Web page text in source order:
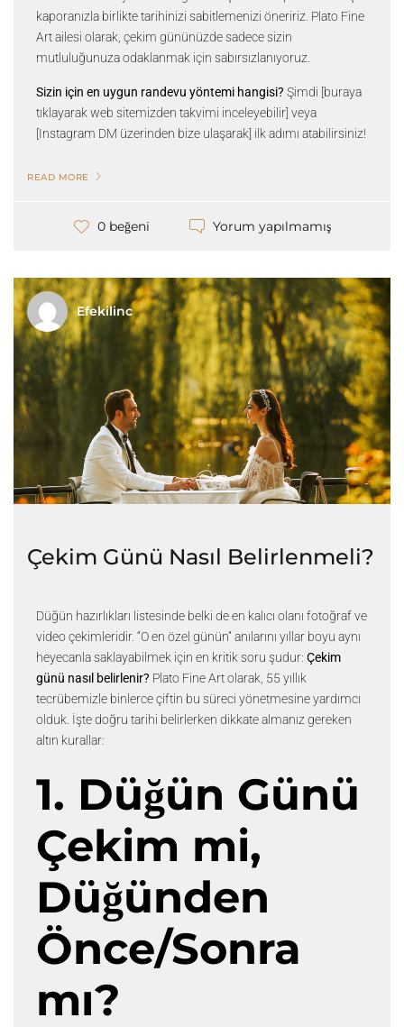
kaporanızla birlikte tarihinizi sabitlemenizi öneririz. Plato Fine
Art ailesi olarak, çekim gününüzde sadece sizin
mutluluğunuza odaklanmak için sabırsızlanıyoruz.
Sizin için en uygun randevu yöntemi hangisi? Şimdi [buraya
tıklayarak web sitemizden takvimi inceleyebilir] veya
[Instagram DM üzerinden bize ulaşarak] ilk adımı atabilirsiniz!
READ MORE
0 beğeni Yorum yapılmamış
Efekilinc
Çekim Günü Nasıl Belirlenmeli?
Düğün hazırlıkları listesinde belki de en kalıcı olanı fotoğraf ve
video çekimleridir. “O en özel günün” anılarını yıllar boyu aynı
heyecanla saklayabilmek için en kritik soru şudur: Çekim
günü nasıl belirlenir? Plato Fine Art olarak, 55 yıllık
tecrübemizle binlerce çiftin bu süreci yönetmesine yardımcı
olduk. İşte doğru tarihi belirlerken dikkate almanız gereken
altın kurallar:
1. Düğün Günü
Çekim mi,
Düğünden
Önce/Sonra
mı?